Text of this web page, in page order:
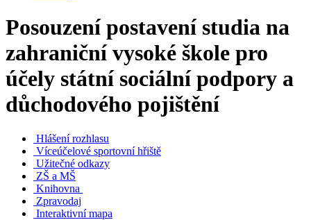
Posouzení postavení studia na
zahraniční vysoké škole pro
účely státní sociální podpory a
důchodového pojištění
Hlášení rozhlasu
Víceúčelové sportovní hřiště
Užitečné odkazy
ZŠ a MŠ
Knihovna
Zpravodaj
Interaktivní mapa